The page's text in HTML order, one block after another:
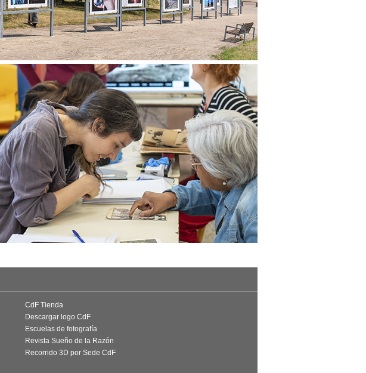
CdF Tienda
Descargar logo CdF
Escuelas de fotografía
Revista Sueño de la Razón
Recorrido 3D por Sede CdF